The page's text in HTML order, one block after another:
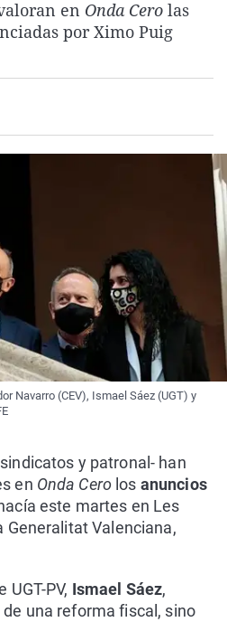
La rosa de los vientos
Gente viajera
Como el perro y el
Caso
Equipo de
Extremadura
La Rioja
País Vasco
Virales
Elecciones
en Onda Cero las
por Ximo Puig
Navarro (CEV), Ismael Sáez (UGT) y
y patronal- han
en Onda Cero los anuncios
este martes en Les
Generalitat Valenciana,
PV, Ismael Sáez,
una reforma fiscal, sino